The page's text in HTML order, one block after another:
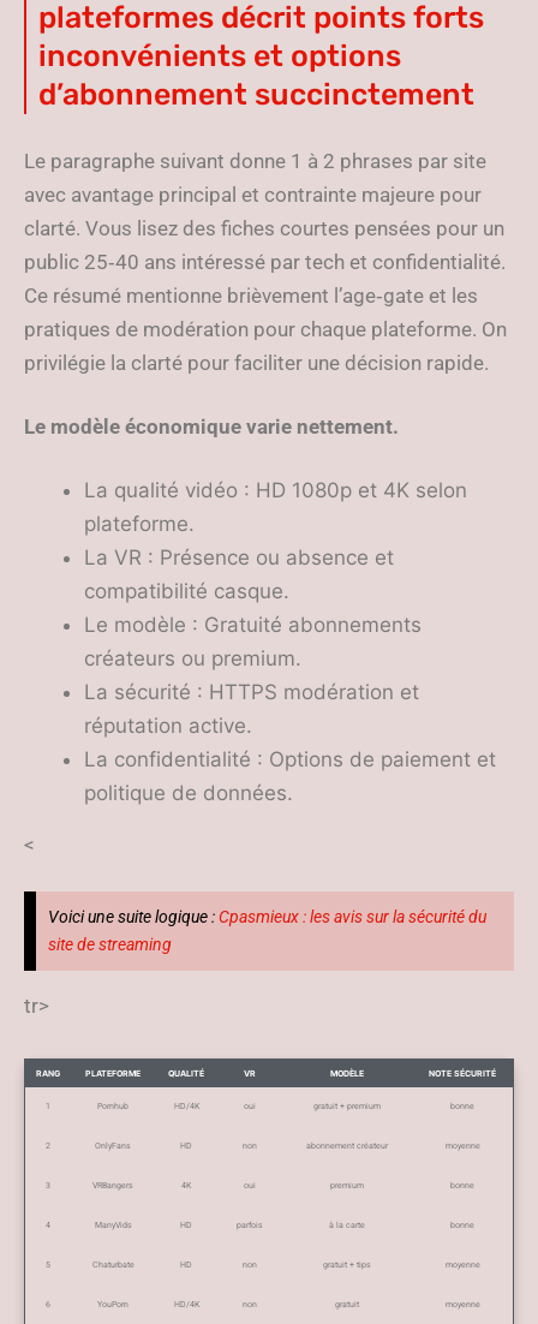
plateformes décrit points forts
inconvénients et options
d’abonnement succinctement
Le paragraphe suivant donne 1 à 2 phrases par site
avec avantage principal et contrainte majeure pour
clarté. Vous lisez des fiches courtes pensées pour un
public 25‑40 ans intéressé par tech et confidentialité.
Ce résumé mentionne brièvement l’age‑gate et les
pratiques de modération pour chaque plateforme. On
privilégie la clarté pour faciliter une décision rapide.
Le modèle économique varie nettement.
La qualité vidéo : HD 1080p et 4K selon
plateforme.
La VR : Présence ou absence et
compatibilité casque.
Le modèle : Gratuité abonnements
créateurs ou premium.
La sécurité : HTTPS modération et
réputation active.
La confidentialité : Options de paiement et
politique de données.
<
Voici une suite logique : Cpasmieux : les avis sur la sécurité du
site de streaming
tr>
RANG PLATEFORME QUALITÉ VR MODÈLE NOTE SÉCURITÉ
1 Pornhub HD/4K oui gratuit + premium bonne
2 OnlyFans HD non abonnement créateur moyenne
3 VRBangers 4K oui premium bonne
4 ManyVids HD parfois à la carte bonne
5 Chaturbate HD non gratuit + tips moyenne
6 YouPorn HD/4K non gratuit moyenne